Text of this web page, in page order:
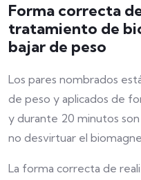
Forma correcta
tratamiento de
bajar de peso
Los pares nombrados
de peso y aplicados de
y durante 20 minutos
no desvirtuar el
La forma correcta de